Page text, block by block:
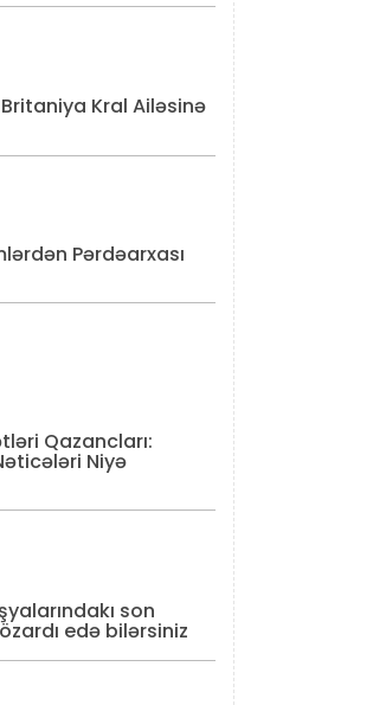
Kral Ailəsinə
Pərdəarxası
Qazancları:
Niyə
son
edə bilərsiniz